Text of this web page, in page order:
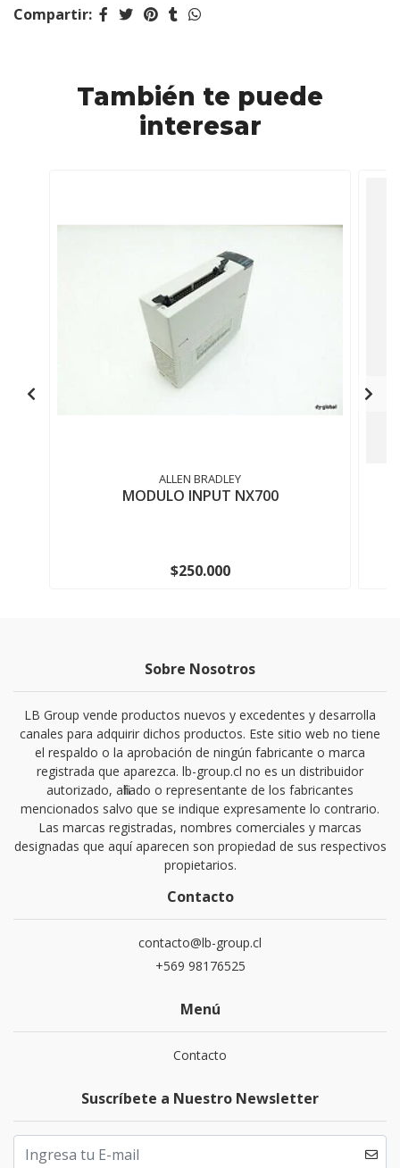
Compartir:
También te puede
interesar
ALLEN BRADLEY
MODULO INPUT NX700
$250.000
Sobre Nosotros
LB Group vende productos nuevos y excedentes y desarrolla
canales para adquirir dichos productos. Este sitio web no tiene
el respaldo o la aprobación de ningún fabricante o marca
registrada que aparezca. lb-group.cl no es un distribuidor
autorizado, afiliado o representante de los fabricantes
mencionados salvo que se indique expresamente lo contrario.
Las marcas registradas, nombres comerciales y marcas
designadas que aquí aparecen son propiedad de sus respectivos
propietarios.
Contacto
contacto@lb-group.cl
+569 98176525
Menú
Contacto
Suscríbete a Nuestro Newsletter